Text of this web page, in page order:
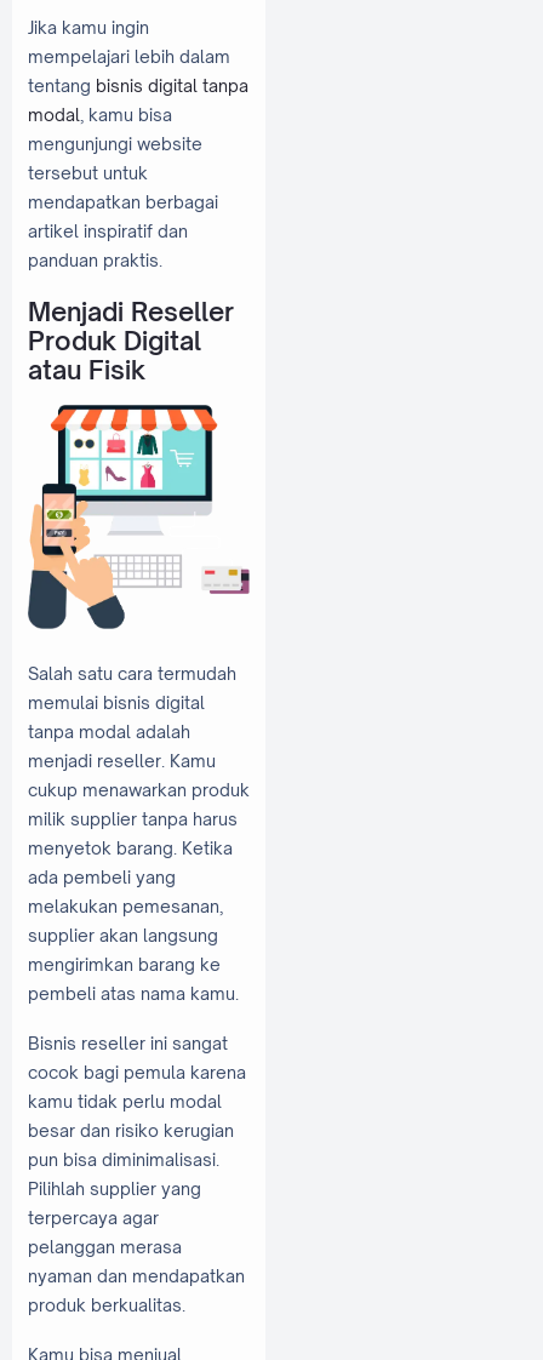
Jika kamu ingin
mempelajari lebih dalam
tentang bisnis digital tanpa
modal , kamu bisa
mengunjungi website
tersebut untuk
mendapatkan berbagai
artikel inspiratif dan
panduan praktis.
Menjadi Reseller
Produk Digital
atau Fisik
Salah satu cara termudah
memulai bisnis digital
tanpa modal adalah
menjadi reseller. Kamu
cukup menawarkan produk
milik supplier tanpa harus
menyetok barang. Ketika
ada pembeli yang
melakukan pemesanan,
supplier akan langsung
mengirimkan barang ke
pembeli atas nama kamu.
Bisnis reseller ini sangat
cocok bagi pemula karena
kamu tidak perlu modal
besar dan risiko kerugian
pun bisa diminimalisasi.
Pilihlah supplier yang
terpercaya agar
pelanggan merasa
nyaman dan mendapatkan
produk berkualitas.
Kamu bisa menjual